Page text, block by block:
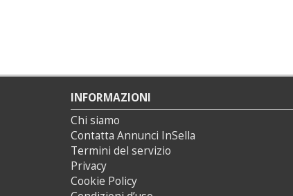
INFORMAZIONI
Chi siamo
Contatta Annunci InSella
Termini del servizio
Privacy
Cookie Policy